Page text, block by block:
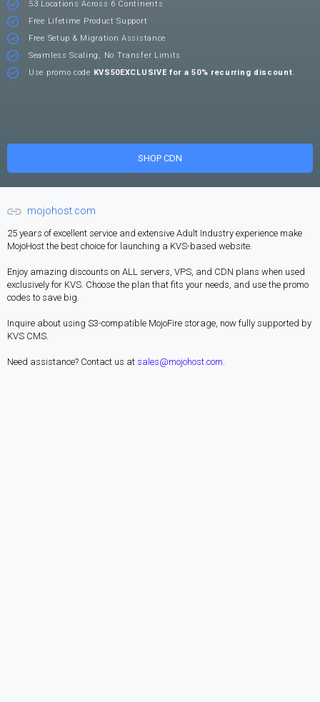
53 Locations Across 6 Continents
Free Lifetime Product Support
Free Setup & Migration Assistance
Seamless Scaling, No Transfer Limits
Use promo code KVS50EXCLUSIVE for a 50% recurring discount.
SHOP CDN
mojohost.com
25 years of excellent service and extensive Adult Industry experience make
MojoHost the best choice for launching a KVS-based website.
Enjoy amazing discounts on ALL servers, VPS, and CDN plans when used
exclusively for KVS. Choose the plan that fits your needs, and use the promo
codes to save big.
Inquire about using S3-compatible MojoFire storage, now fully supported by
KVS CMS.
Need assistance? Contact us at sales@mojohost.com.